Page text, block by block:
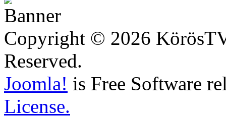
Copyright © 2026
Reserved.
Joomla! is Free Software
License.